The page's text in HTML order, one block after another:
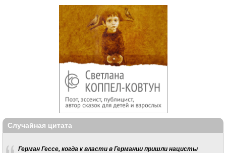
Случайная цитата
Герман Гессе, когда к власти в Германии пришли нацисты